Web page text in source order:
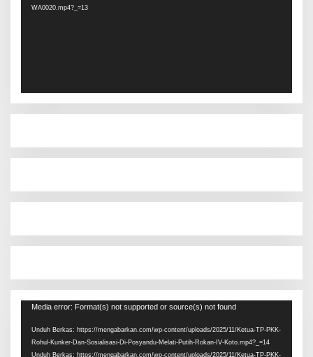
WA0020.mp4?_=13
Pemutar
Media error: Format(s) not supported or source(s) not found
Unduh Berkas: https://mengabarkan.com/wp-content/uploads/2025/11/Ketua-TP-PKK-
Rohul-Kunker-Dan-Sosialisasi-Di-Posyandu-Melati-Putih-Rokan-IV-Koto.mp4?_=14
Unduh Berkas: https://mengabarkan.com/wp-content/uploads/2025/11/Ketua-TP-PKK-